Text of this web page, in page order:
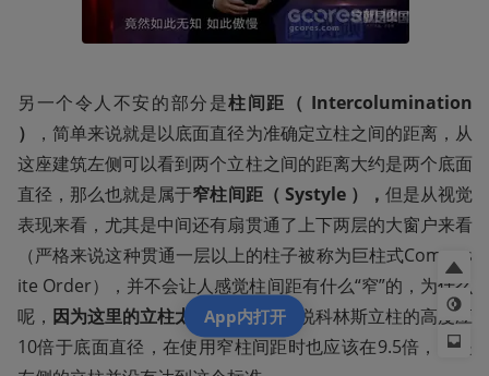
另一个令人不安的部分是柱间距（ Intercolumination
）
，简单来说就是以底面直径为准确定立柱之间的距离，从
这座建筑左侧可以看到两个立柱之间的距离大约是两个底面
直径，那么也就是属于窄柱间距（ Systyle ）， 但是从视觉
表现来看，尤其是中间还有扇贯通了上下两层的大窗户来看
（严格来说这种贯通一层以上的柱子被称为巨柱式Compos
ite Order），并不会让人感觉柱间距有什么“窄”的，为什么
呢， 因为这里的立柱太矮了，正常来说科林斯立柱的高度应
10倍于底面直径，在使用窄柱间距时也应该在9.5倍，但是
App内打开